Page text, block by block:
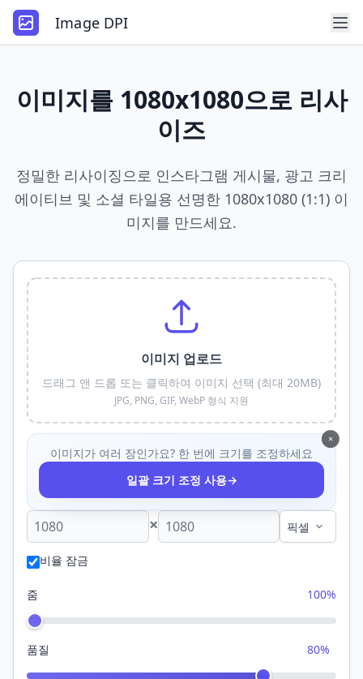
Image DPI
이미지를 1080x1080으로 리사
이즈
정밀한 리사이징으로 인스타그램 게시물, 광고 크리
에이티브 및 소셜 타일용 선명한 1080x1080 (1:1) 이
미지를 만드세요.
이미지 업로드
드래그 앤 드롭 또는 클릭하여 이미지 선택 (최대 20MB)
JPG, PNG, GIF, WebP 형식 지원
×
이미지가 여러 장인가요? 한 번에 크기를 조정하세요
일괄 크기 조정 사용→
×
비율 잠금
줌 100%
품질 80%